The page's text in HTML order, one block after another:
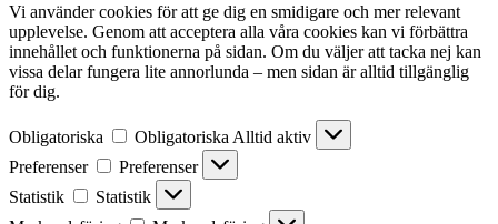
Vi använder cookies för att ge dig en smidigare och mer relevant
upplevelse. Genom att acceptera alla våra cookies kan vi förbättra
innehållet och funktionerna på sidan. Om du väljer att tacka nej kan
vissa delar fungera lite annorlunda – men sidan är alltid tillgänglig
för dig.
Obligatoriska Obligatoriska Alltid aktiv
Preferenser
Preferenser
Statistik
Statistik